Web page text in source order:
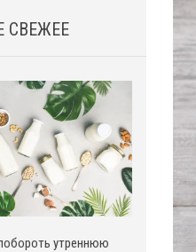
СВЕЖЕЕ
утреннюю